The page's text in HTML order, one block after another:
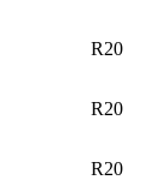
R20
R20
R20